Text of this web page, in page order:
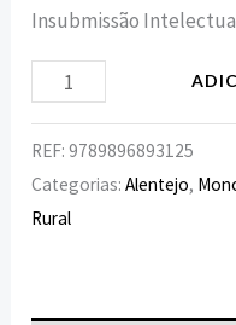
Insubmissão
REF:9789896893125
Categorias:Alentejo,
Rural